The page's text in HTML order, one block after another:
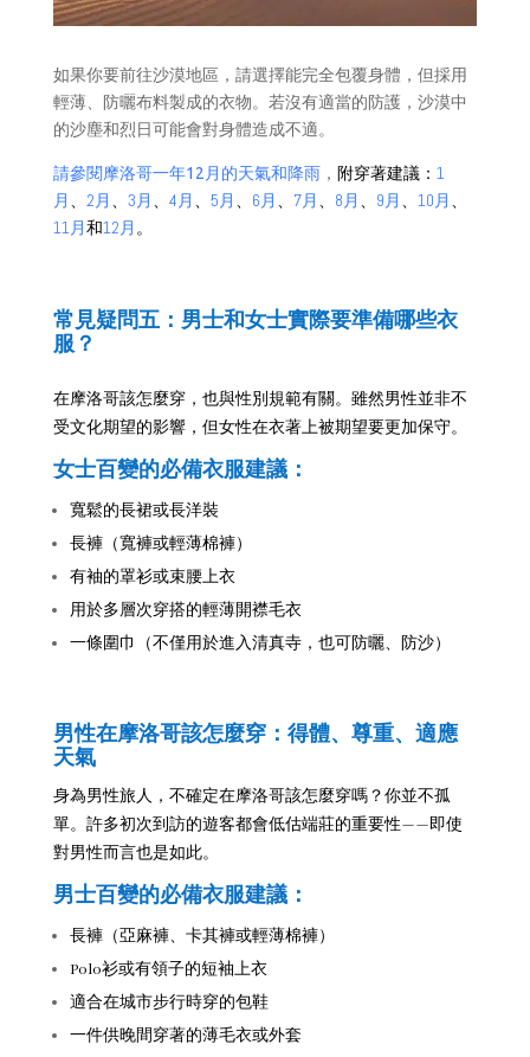
如果你要前往沙漠地區，請選擇能完全包覆身體，但採用
輕薄、防曬布料製成的衣物。若沒有適當的防護，沙漠中
的沙塵和烈日可能會對身體造成不適。
請參閱摩洛哥一年12月的天氣和降雨， 附穿著建議： 1
月 、 2月 、 3月 、 4月 、 5月 、 6月 、 7月 、 8月 、 9月 、 10月 、
11月和12月 。
常見疑問五：男士和女士實際要準備哪些衣
服？
在摩洛哥該怎麼穿，也與性別規範有關。雖然男性並非不
受文化期望的影響，但女性在衣著上被期望要更加保守。
女士百變的必備衣服建議：
寬鬆的長裙或長洋裝
長褲（寬褲或輕薄棉褲）
有袖的罩衫或束腰上衣
用於多層次穿搭的輕薄開襟毛衣
一條圍巾（不僅用於進入清真寺，也可防曬、防沙）
男性在摩洛哥該怎麼穿：得體、尊重、適應
天氣
身為男性旅人，不確定在摩洛哥該怎麼穿嗎？你並不孤
單。許多初次到訪的遊客都會低估端莊的重要性——即使
對男性而言也是如此。
男士百變的必備衣服建議：
長褲（亞麻褲、卡其褲或輕薄棉褲）
Polo衫或有領子的短袖上衣
適合在城市步行時穿的包鞋
一件供晚間穿著的薄毛衣或外套